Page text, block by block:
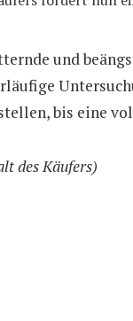
und
bis eine
des Käufers)